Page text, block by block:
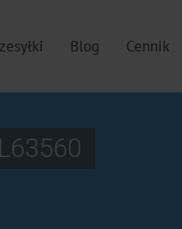
Blog Cennik